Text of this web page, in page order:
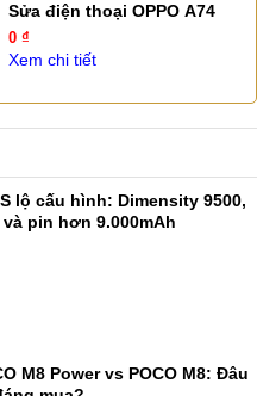
Sửa điện thoại OPPO A74
0 ₫
Xem chi tiết
lộ cấu hình: Dimensity 9500,
pin hơn 9.000mAh
M8 Power vs POCO M8: Đâu